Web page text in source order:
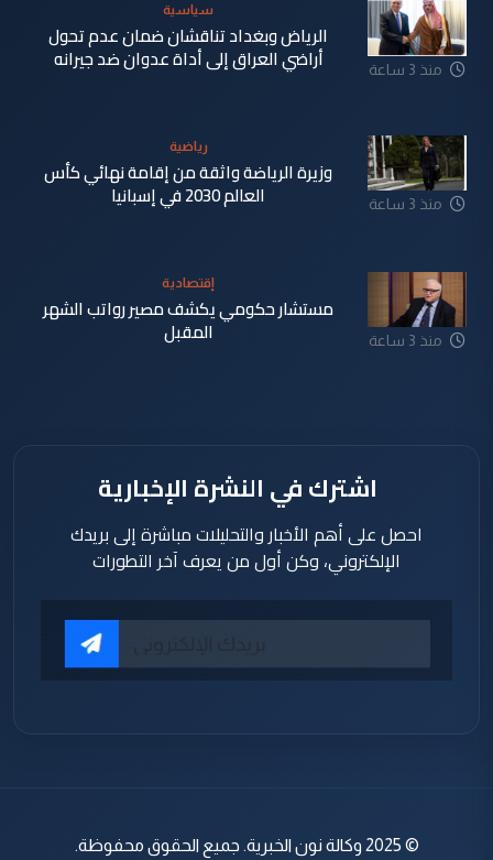
منذ 3 ساعة
سياسية
الرياض وبغداد تناقشان ضمان عدم تحول
أراضي العراق إلى أداة عدوان ضد جيرانه
منذ 3 ساعة
رياضية
وزيرة الرياضة واثقة من إقامة نهائي كأس
العالم 2030 في إسبانيا
منذ 3 ساعة
إقتصادية
مستشار حكومي يكشف مصير رواتب الشهر
المقبل
اشترك في النشرة الإخبارية
احصل على أهم الأخبار والتحليلات مباشرة إلى بريدك
الإلكتروني، وكن أول من يعرف آخر التطورات
© 2025 وكالة نون الخبرية. جميع الحقوق محفوظة.